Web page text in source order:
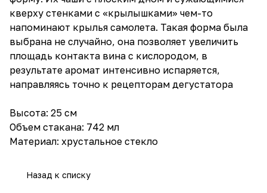
кверху стенками с «крылышками» чем-то
напоминают крылья самолета. Такая форма была
выбрана не случайно, она позволяет увеличить
площадь контакта вина с кислородом, в
результате аромат интенсивно испаряется,
направляясь точно к рецепторам дегустатора
Высота: 25 см
Объем стакана: 742 мл
Материал: хрустальное стекло
Назад к списку